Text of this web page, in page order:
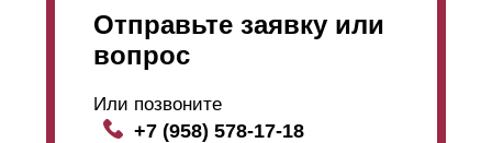
Отправьте заявку или
вопрос
Или позвоните
+7 (958) 578-17-18